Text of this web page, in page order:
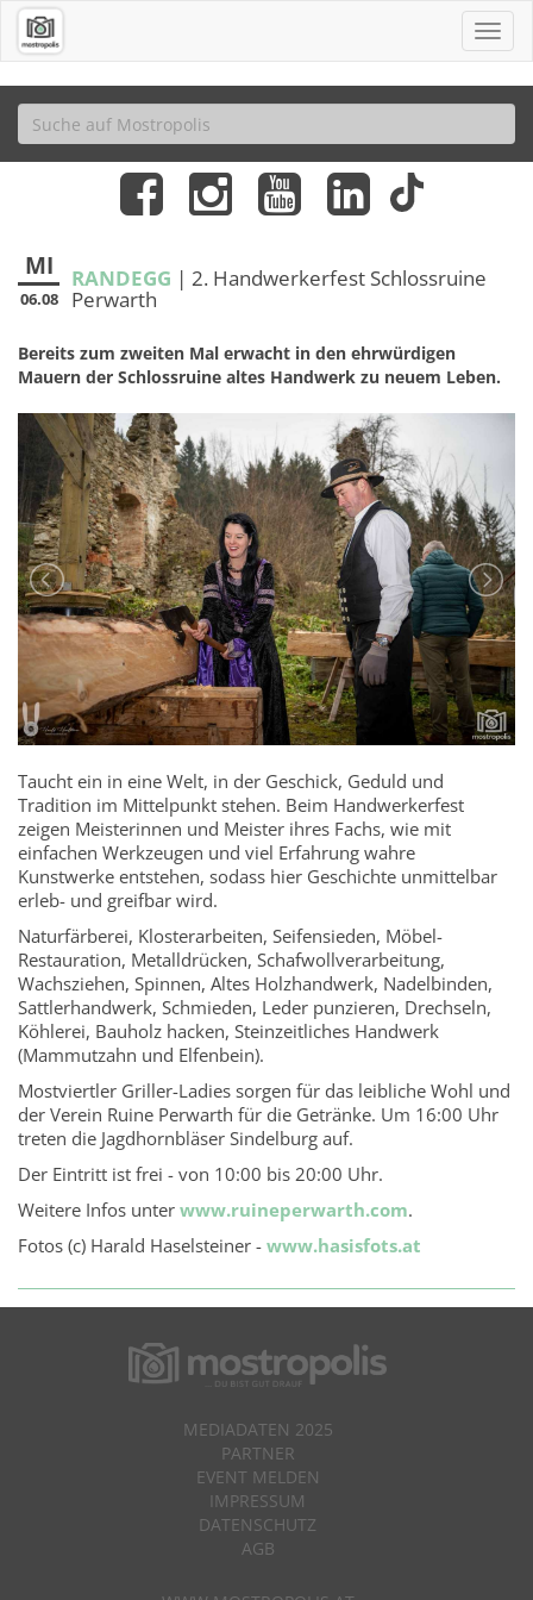
MI
06.08
RANDEGG | 2. Handwerkerfest Schlossruine
Perwarth
Bereits zum zweiten Mal erwacht in den ehrwürdigen
Mauern der Schlossruine altes Handwerk zu neuem Leben.
Taucht ein in eine Welt, in der Geschick, Geduld und
Tradition im Mittelpunkt stehen. Beim Handwerkerfest
zeigen Meisterinnen und Meister ihres Fachs, wie mit
einfachen Werkzeugen und viel Erfahrung wahre
Kunstwerke entstehen, sodass hier Geschichte unmittelbar
erleb- und greifbar wird.
Naturfärberei, Klosterarbeiten, Seifensieden, Möbel-
Restauration, Metalldrücken, Schafwollverarbeitung,
Wachsziehen, Spinnen, Altes Holzhandwerk, Nadelbinden,
Sattlerhandwerk, Schmieden, Leder punzieren, Drechseln,
Köhlerei, Bauholz hacken, Steinzeitliches Handwerk
(Mammutzahn und Elfenbein).
Mostviertler Griller-Ladies sorgen für das leibliche Wohl und
der Verein Ruine Perwarth für die Getränke. Um 16:00 Uhr
treten die Jagdhornbläser Sindelburg auf.
Der Eintritt ist frei - von 10:00 bis 20:00 Uhr.
Weitere Infos unter www.ruineperwarth.com.
Fotos (c) Harald Haselsteiner - www.hasisfots.at
MEDIADATEN 2025
PARTNER
EVENT MELDEN
IMPRESSUM
DATENSCHUTZ
AGB